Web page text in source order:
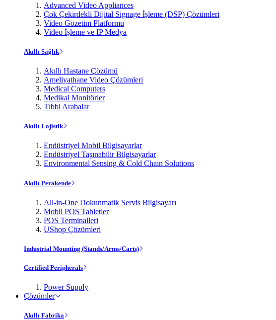
Advanced Video Appliances
Çok Çekirdekli Dijital Signage İşleme (DSP) Çözümleri
Video Gözetim Platformu
Video İşleme ve IP Medya
Akıllı Sağlık
Akıllı Hastane Çözümü
Ameliyathane Video Çözümleri
Medical Computers
Medikal Monitörler
Tıbbi Arabalar
Akıllı Lojistik
Endüstriyel Mobil Bilgisayarlar
Endüstriyel Taşınabilir Bilgisayarlar
Environmental Sensing & Cold Chain Solutions
Akıllı Perakende
All-in-One Dokunmatik Servis Bilgisayarı
Mobil POS Tabletler
POS Terminalleri
UShop Çözümleri
Industrial Mounting (Stands/Arms/Carts)
Certified Peripherals
Power Supply
Çözümler
Akıllı Fabrika